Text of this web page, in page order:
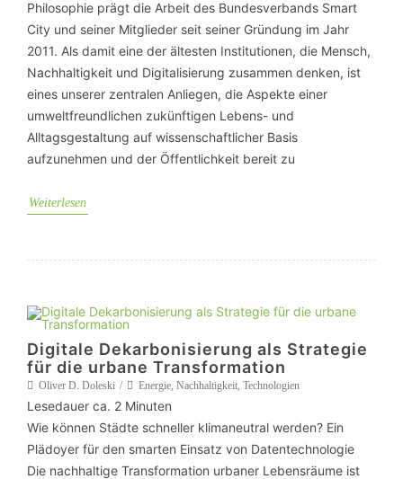
Philosophie prägt die Arbeit des Bundesverbands Smart
City und seiner Mitglieder seit seiner Gründung im Jahr
2011. Als damit eine der ältesten Institutionen, die Mensch,
Nachhaltigkeit und Digitalisierung zusammen denken, ist
eines unserer zentralen Anliegen, die Aspekte einer
umweltfreundlichen zukünftigen Lebens- und
Alltagsgestaltung auf wissenschaftlicher Basis
aufzunehmen und der Öffentlichkeit bereit zu
Weiterlesen
Digitale Dekarbonisierung als Strategie
für die urbane Transformation
Oliver D. Doleski Energie, Nachhaltigkeit, Technologien
Lesedauer ca. 2 Minuten
Wie können Städte schneller klimaneutral werden? Ein
Plädoyer für den smarten Einsatz von Datentechnologie
Die nachhaltige Transformation urbaner Lebensräume ist